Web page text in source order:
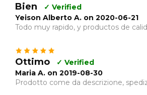
Bien
✓ Verified
Yeison Alberto A. on 2020-06-21
Todo muy rapido, y productos de
Ottimo
✓ Verified
Maria A. on 2019-08-30
Prodotto come da descrizione,